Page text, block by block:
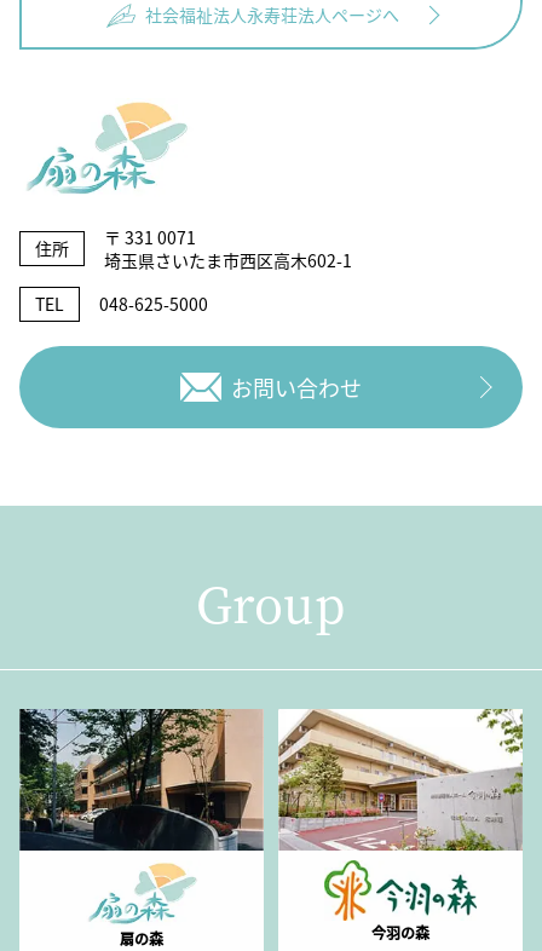
社会福祉法人永寿荘法人ページへ
住所
〒 331 0071
埼玉県さいたま市西区高木602-1
TEL
048-625-5000
お問い合わせ
Group
扇の森 今羽の森